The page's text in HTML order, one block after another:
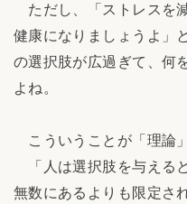
ただし、「ストレスを
健康になりましょうよ」
の選択肢が広過ぎて、何
よね。
こういうことが「理論
「人は選択肢を与える
無数にあるよりも限定さ